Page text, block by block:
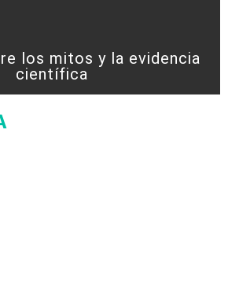
los mitos y la evidencia
científica